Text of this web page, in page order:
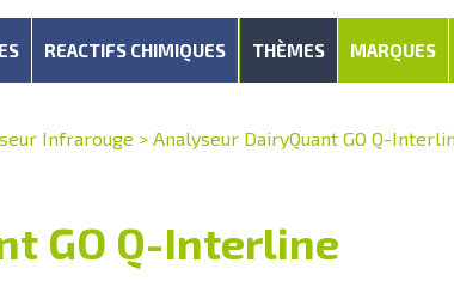
REACTIFS CHIMIQUES THÈMES MARQUES
Infrarouge > Analyseur DairyQuant GO Q-
GO Q-Interline